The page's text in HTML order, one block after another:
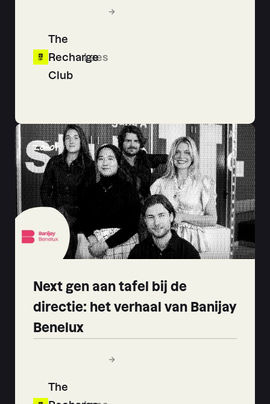
The
Recharge
Club
Lees
Next gen aan tafel bij de
directie: het verhaal van Banijay
Benelux
The
20-01